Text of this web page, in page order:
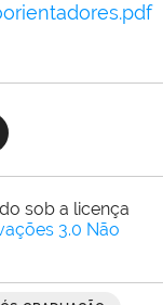
sob a licença
3.0 Não